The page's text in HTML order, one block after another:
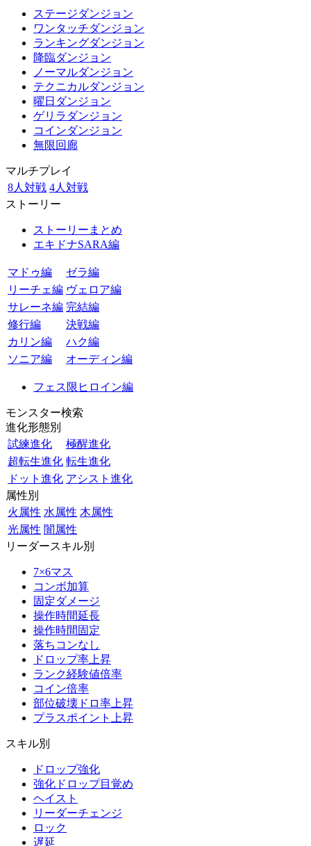
ステージダンジョン
ワンタッチダンジョン
ランキングダンジョン
降臨ダンジョン
ノーマルダンジョン
テクニカルダンジョン
曜日ダンジョン
ゲリラダンジョン
コインダンジョン
無限回廊
マルチプレイ
8人対戦 4人対戦
ストーリー
ストーリーまとめ
エキドナSARA編
マドゥ編
ゼラ編
リーチェ編 ヴェロア編
サレーネ編 完結編
修行編
決戦編
カリン編
ハク編
ソニア編
オーディン編
フェス限ヒロイン編
モンスター検索
進化形態別
試練進化
極醒進化
超転生進化 転生進化
ドット進化 アシスト進化
属性別
火属性 水属性 木属性
光属性 闇属性
リーダースキル別
7×6マス
コンボ加算
固定ダメージ
操作時間延長
操作時間固定
落ちコンなし
ドロップ率上昇
ランク経験値倍率
コイン倍率
部位破壊ドロ率上昇
プラスポイント上昇
スキル別
ドロップ強化
強化ドロップ目覚め
ヘイスト
リーダーチェンジ
ロック
遅延